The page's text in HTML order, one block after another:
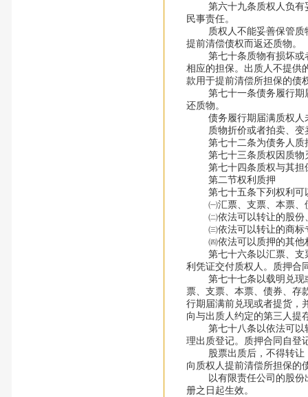
第六十九条质权人负有妥
民事责任。
质权人不能妥善保管质物
提前清偿债权而返还质物。
第七十条质物有损坏或者
相应的担保。出质人不提供
款用于提前清偿所担保的债
第七十一条债务履行期届
还质物。
债务履行期届满质权人未
质物折价或者拍卖、变卖
第七十二条为债务人质押
第七十三条质权因质物灭
第七十四条质权与其担保
第二节权利质押
第七十五条下列权利可
㈠汇票、支票、本票、
㈡依法可以转让的股份
㈢依法可以转让的商标
㈣依法可以质押的其他
第七十六条以汇票、支票
利凭证交付质权人。质押合
第七十七条以载明兑现或
票、支票、本票、债券、存
行期届满前兑现或者提货，
向与出质人约定的第三人提
第七十八条以依法可以转
理出质登记。质押合同自登
股票出质后，不得转让，
向质权人提前清偿所担保的
以有限责任公司的股份出
册之日起生效。